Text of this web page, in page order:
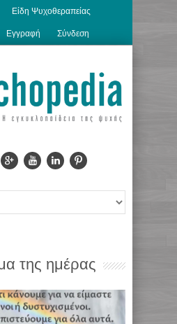
Είδη Ψυχοθεραπείας
Εγγραφή Σύνδεση
της ημέρας